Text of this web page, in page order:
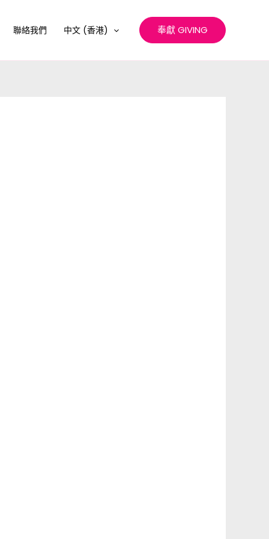
聯絡我們 中文 (香港) 奉獻 GIVING